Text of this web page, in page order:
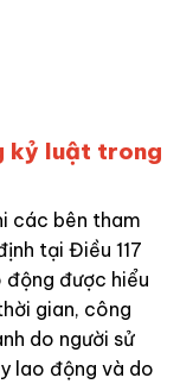
kỷ luật trong
các bên tham
tại Điều 117
động được hiểu
gian, công
do người sử
lao động và do